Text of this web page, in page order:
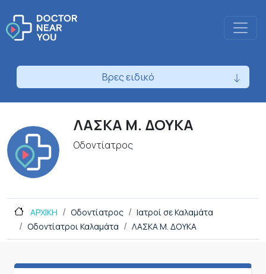
Βρες ειδικό
ΛΑΣΚΑ Μ. ΔΟΥΚΑ
Οδοντίατρος
ΑΡΧΙΚΗ Οδοντίατρος
Ιατροί σε Καλαμάτα
Οδοντίατροι Καλαμάτα
ΛΑΣΚΑ Μ. ΔΟΥΚΑ